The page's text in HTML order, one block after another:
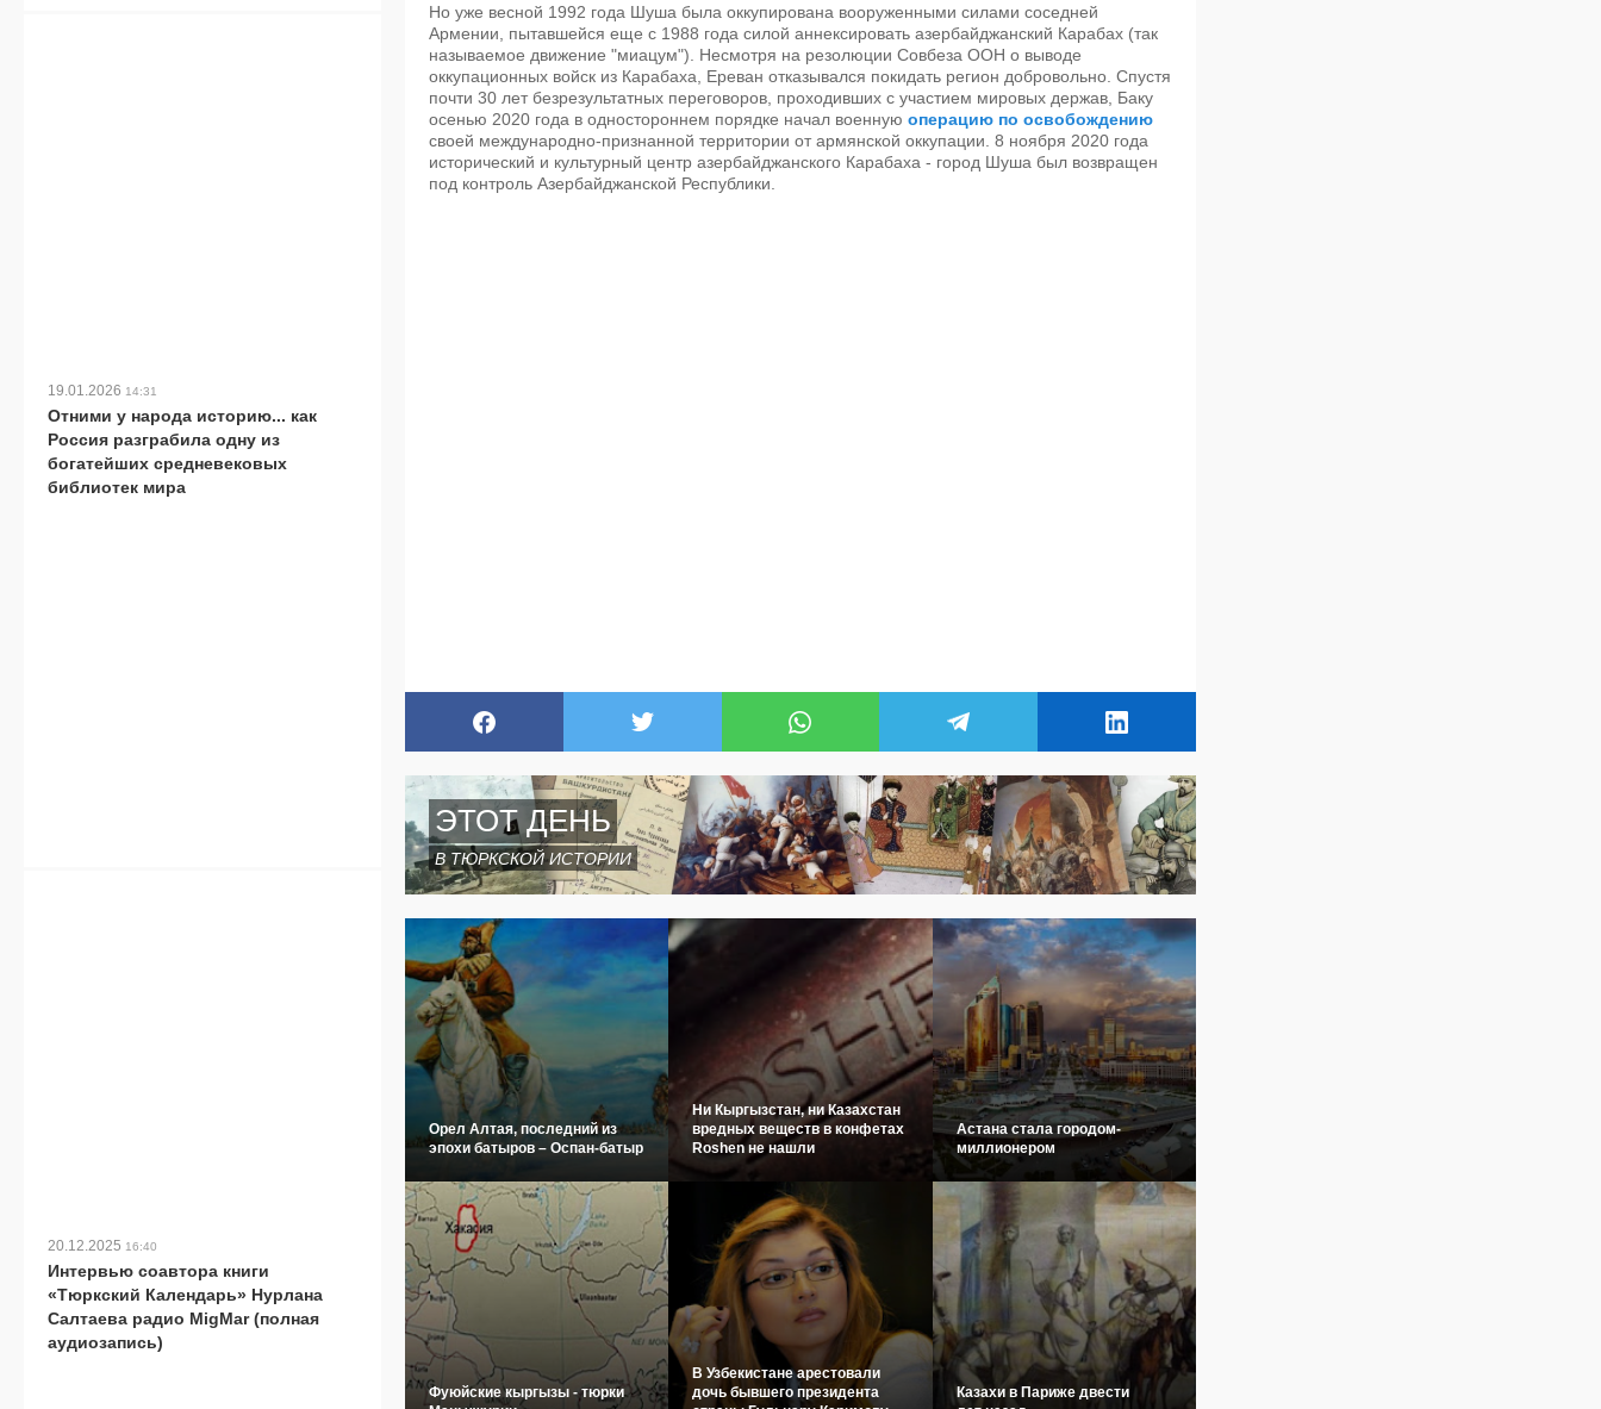
Но уже весной 1992 года Шуша была оккупирована вооруженными силами соседней
Армении, пытавшейся еще с 1988 года силой аннексировать азербайджанский Карабах (так
называемое движение "миацум"). Несмотря на резолюции Совбеза ООН о выводе
оккупационных войск из Карабаха, Ереван отказывался покидать регион добровольно. Спустя
почти 30 лет безрезультатных переговоров, проходивших с участием мировых держав, Баку
осенью 2020 года в одностороннем порядке начал военную операцию по освобождению
своей международно-признанной территории от армянской оккупации. 8 ноября 2020 года
исторический и культурный центр азербайджанского Карабаха - город Шуша был возвращен
под контроль Азербайджанской Республики.
ЭТОТ ДЕНЬ
В ТЮРКСКОЙ ИСТОРИИ
Орел Алтая, последний из
эпохи батыров – Оспан-батыр
Ни Кыргызстан, ни Казахстан
вредных веществ в конфетах
Roshen не нашли
Астана стала городом-
миллионером
Фуюйские кыргызы - тюрки
В Узбекистане арестовали
дочь бывшего президента
Казахи в Париже двести
19.01.2026 14:31
Отними у народа историю... как
Россия разграбила одну из
богатейших средневековых
библиотек мира
20.12.2025 16:40
Интервью соавтора книги
«Тюркский Календарь» Нурлана
Салтаева радио MigMar (полная
аудиозапись)